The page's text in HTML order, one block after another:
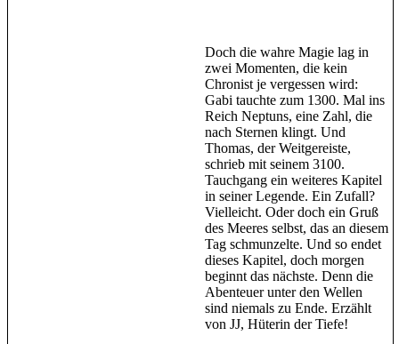
Doch die wahre Magie lag in
zwei Momenten, die kein
Chronist je vergessen wird:
Gabi tauchte zum 1300. Mal ins
Reich Neptuns, eine Zahl, die
nach Sternen klingt. Und
Thomas, der Weitgereiste,
schrieb mit seinem 3100.
Tauchgang ein weiteres Kapitel
in seiner Legende. Ein Zufall?
Vielleicht. Oder doch ein Gruß
des Meeres selbst, das an diesem
Tag schmunzelte. Und so endet
dieses Kapitel, doch morgen
beginnt das nächste. Denn die
Abenteuer unter den Wellen
sind niemals zu Ende. Erzählt
von JJ, Hüterin der Tiefe!